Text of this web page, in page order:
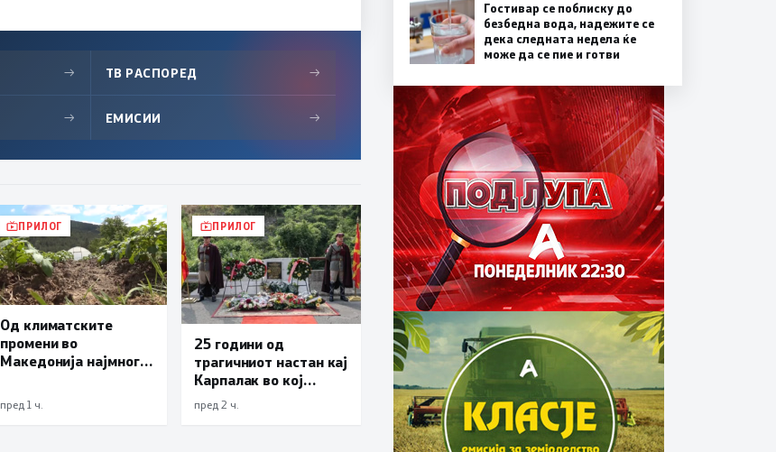
→ ТВ РАСПОРЕД →
→ ЕМИСИИ →
ПРИЛОГ
Од климатските
промени во
Македонија најмногу
земјоделството
пред 1 ч.
ПРИЛОГ
25 години од
трагичниот настан кај
Карпалак во кој
загинаа десетмина
македонски
пред 2 ч.
Гостивар се поблиску до
безбедна вода, надежите се
дека следната недела ќе
може да се пие и готви